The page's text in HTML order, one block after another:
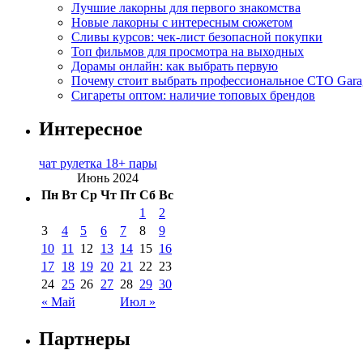
Лучшие лакорны для первого знакомства
Новые лакорны с интересным сюжетом
Сливы курсов: чек-лист безопасной покупки
Топ фильмов для просмотра на выходных
Дорамы онлайн: как выбрать первую
Почему стоит выбрать профессиональное СТО
Сигареты оптом: наличие топовых брендов
Интересное
чат рулетка 18+ пары
Июнь 2024
Пн Вт Ср Чт Пт Сб Вс
« Май Июл »
1
2
3
4 5 6 7 8
9
10 11 12 13 14 15 16
17 18 19 20 21 22 23
24 25 26 27 28 29 30
Партнеры